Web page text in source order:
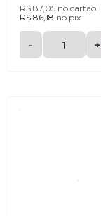
R$ 87,05 no cartão
R$ 86,18 no pix
- +